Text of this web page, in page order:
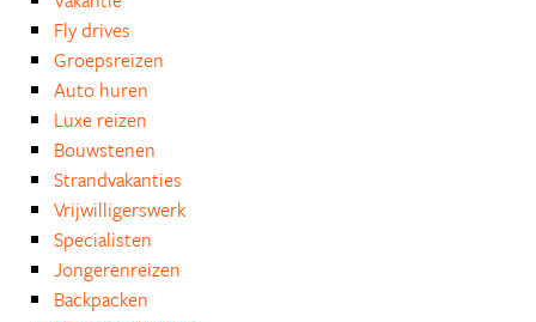
Fly drives
Groepsreizen
Auto huren
Luxe reizen
Bouwstenen
Strandvakanties
Vrijwilligerswerk
Specialisten
Jongerenreizen
Backpacken